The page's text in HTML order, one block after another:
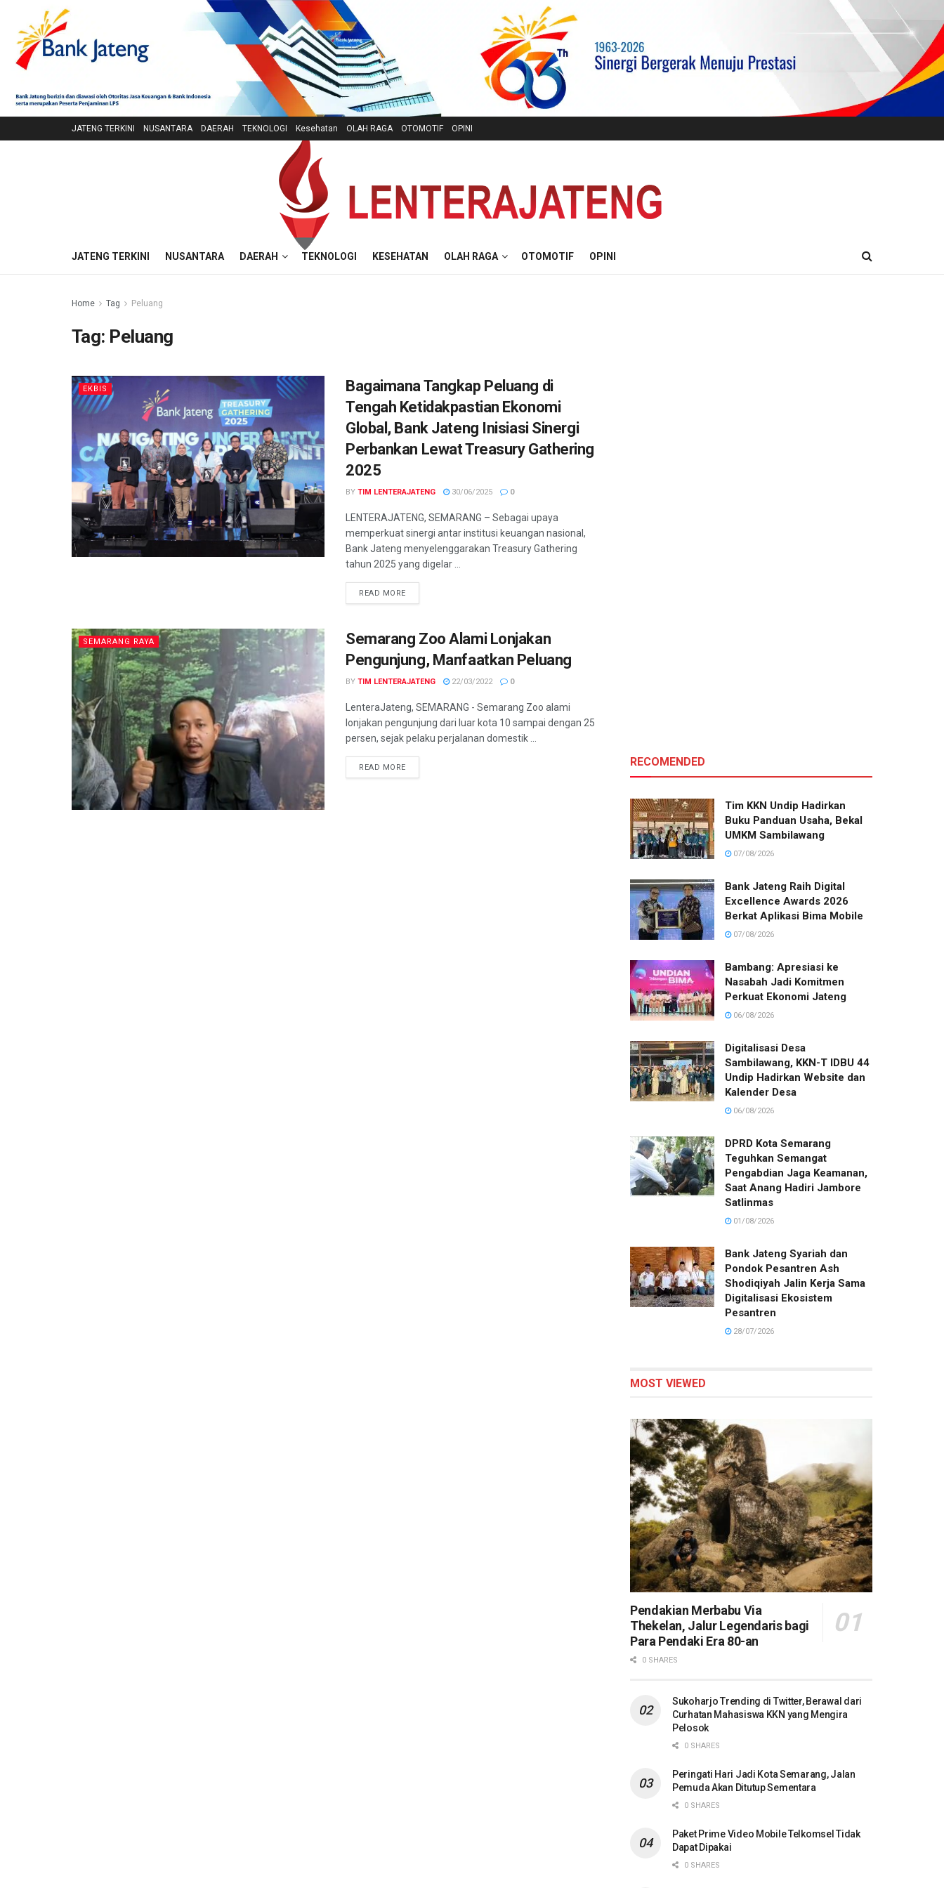
JATENG TERKINI NUSANTARA DAERAH TEKNOLOGI Kesehatan OLAH RAGA OTOMOTIF OPINI
JATENG TERKINI NUSANTARA DAERAH TEKNOLOGI KESEHATAN OLAH RAGA OTOMOTIF OPINI
Home Tag Peluang
Tag: Peluang
EKBIS
Bagaimana Tangkap Peluang di
Tengah Ketidakpastian Ekonomi
Global, Bank Jateng Inisiasi Sinergi
Perbankan Lewat Treasury Gathering
2025
BY TIM LENTERAJATENG 30/06/2025 0
LENTERAJATENG, SEMARANG – Sebagai upaya
memperkuat sinergi antar institusi keuangan nasional,
Bank Jateng menyelenggarakan Treasury Gathering
tahun 2025 yang digelar ...
READ MOREDETAILS
SEMARANG RAYA
Semarang Zoo Alami Lonjakan
Pengunjung, Manfaatkan Peluang
BY TIM LENTERAJATENG 22/03/2022 0
LenteraJateng, SEMARANG - Semarang Zoo alami
lonjakan pengunjung dari luar kota 10 sampai dengan 25
persen, sejak pelaku perjalanan domestik ...
READ MOREDETAILS RECOMENDED
Tim KKN Undip Hadirkan
Buku Panduan Usaha, Bekal
UMKM Sambilawang
07/08/2026
Bank Jateng Raih Digital
Excellence Awards 2026
Berkat Aplikasi Bima Mobile
07/08/2026
Bambang: Apresiasi ke
Nasabah Jadi Komitmen
Perkuat Ekonomi Jateng
06/08/2026
Digitalisasi Desa
Sambilawang, KKN-T IDBU 44
Undip Hadirkan Website dan
Kalender Desa
06/08/2026
DPRD Kota Semarang
Teguhkan Semangat
Pengabdian Jaga Keamanan,
Saat Anang Hadiri Jambore
Satlinmas
01/08/2026
Bank Jateng Syariah dan
Pondok Pesantren Ash
Shodiqiyah Jalin Kerja Sama
Digitalisasi Ekosistem
Pesantren
28/07/2026
MOST VIEWED
Pendakian Merbabu Via
Thekelan, Jalur Legendaris bagi
Para Pendaki Era 80-an
0 SHARES
Sukoharjo Trending di Twitter, Berawal dari
Curhatan Mahasiswa KKN yang Mengira
Pelosok
0 SHARES
Peringati Hari Jadi Kota Semarang, Jalan
Pemuda Akan Ditutup Sementara
0 SHARES
Paket Prime Video Mobile Telkomsel Tidak
Dapat Dipakai
0 SHARES